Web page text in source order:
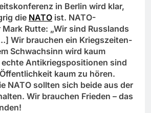
in Berlin wird klar,
die NATO ist. NATO-
Rutte: „Wir sind Russlands
Wir brauchen ein Kriegszeiten-
Schwachsinn wird kaum
Antikriegspositionen sind
kaum zu hören.
NATO sollten sich beide aus der
Wir brauchen Frieden – das